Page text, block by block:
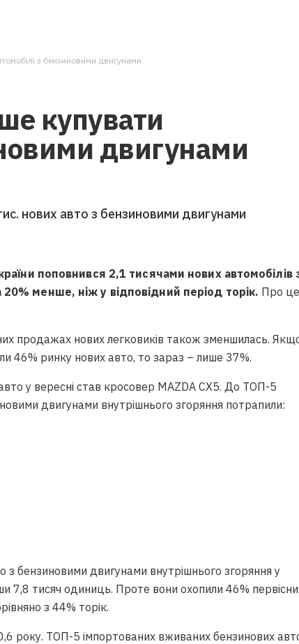
з бензиновими двигунами
купувати
двигунами
нових авто з бензиновими двигунами
поповнився 2,1 тисячами нових автомобілів
менше, ніж у відповідний період торік. Про це
продажах нових легковиків також зменшилась.
46% ринку нових авто, то зараз – лише 37%.
у вересні став кросовер MAZDA CX5. До ТОП-5
двигунами внутрішнього згоряння потрапили:
з бензиновими двигунами внутрішнього згоряння у
7,8 тисяч одиниць. Проте вони охопили 46%
з 44% торік.
року. ТОП-5 імпортованих вживаних бензинових